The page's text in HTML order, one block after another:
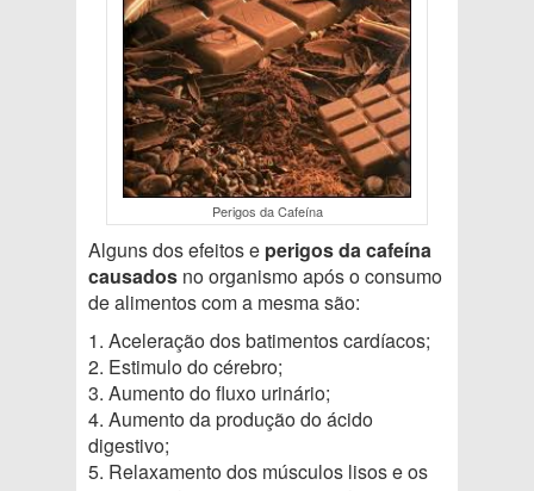
Perigos da Cafeína
Alguns dos efeitos e perigos da cafeína
causados no organismo após o consumo
de alimentos com a mesma são:
1. Aceleração dos batimentos cardíacos;
2. Estimulo do cérebro;
3. Aumento do fluxo urinário;
4. Aumento da produção do ácido
digestivo;
5. Relaxamento dos músculos lisos e os